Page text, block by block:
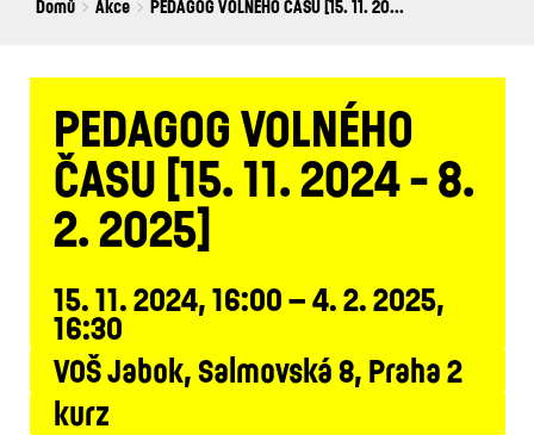
Breadcrumbs
You
Domů Akce PEDAGOG VOLNÉHO ČASU [15. 11. 20...
PEDAGOG VOLNÉHO
ČASU [15. 11. 2024 - 8.
2. 2025]
15. 11. 2024, 16:00 – 4. 2. 2025,
16:30
VOŠ Jabok, Salmovská 8, Praha 2
kurz